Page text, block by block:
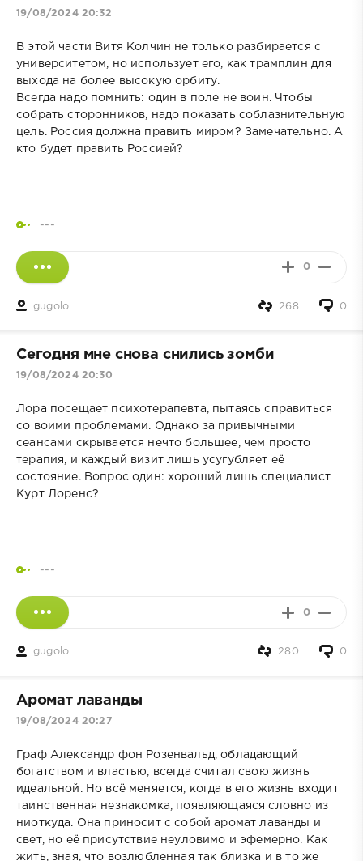
19/08/2024 20:32
В этой части Витя Колчин не только разбирается с
университетом, но использует его, как трамплин для
выхода на более высокую орбиту.
Всегда надо помнить: один в поле не воин. Чтобы
собрать сторонников, надо показать соблазнительную
цель. Россия должна править миром? Замечательно. А
кто будет править Россией?
---
0
gugolo 0
268
Сегодня мне снова снились зомби
19/08/2024 20:30
Лора посещает психотерапевта, пытаясь справиться
со воими проблемами. Однако за привычными
сеансами скрывается нечто большее, чем просто
терапия, и каждый визит лишь усугубляет её
состояние. Вопрос один: хороший лишь специалист
Курт Лоренс?
---
0
gugolo 0
280
Аромат лаванды
19/08/2024 20:27
Граф Александр фон Розенвальд, обладающий
богатством и властью, всегда считал свою жизнь
идеальной. Но всё меняется, когда в его жизнь входит
таинственная незнакомка, появляющаяся словно из
ниоткуда. Она приносит с собой аромат лаванды и
свет, но её присутствие неуловимо и эфемерно. Как
жить, зная, что возлюбленная так близка и в то же